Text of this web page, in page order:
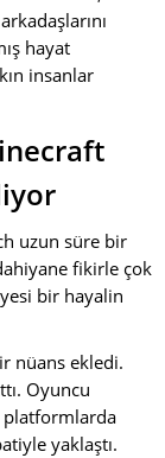
hayat
insanlar
uzun süre bir
fikirle çok
bir hayalin
nüans ekledi.
Oyuncu
platformlarda
yaklaştı.